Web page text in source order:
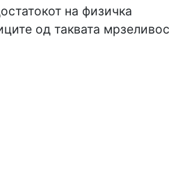
на физичка
од таквата